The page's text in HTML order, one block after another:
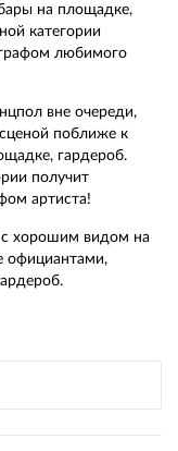
на площадке,
категории
любимого
вне очереди,
поближе к
гардероб.
получит
артиста!
с хорошим видом на
официантами,